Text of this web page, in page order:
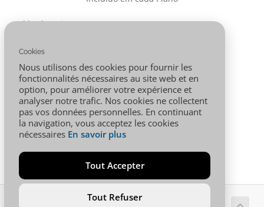
** : domaine
minimum
Panneau
PHP 7.4 à 8.1
MySQL,
PostgreSQL
Support 24/7
NodeJS inclus
Copyright © 2026 001.AFRICA. Alguns Direitos Reservados.
Cookies
Nous utilisons des cookies pour fournir les
fonctionnalités nécessaires au site web et en
option, pour améliorer votre expérience et
analyser notre trafic. Nos cookies ne collectent
pas vos données personnelles. En continuant
la navigation, vous acceptez les cookies
nécessaires En savoir plus
Tout Accepter
Tout Refuser